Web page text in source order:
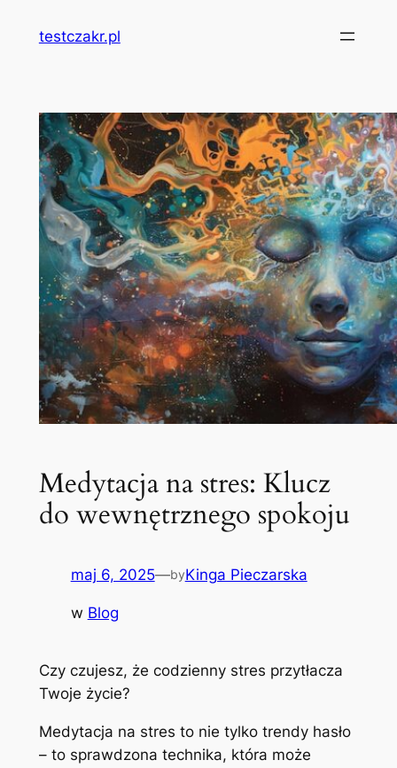
testczakr.pl
Medytacja na stres: Klucz
do wewnętrznego spokoju
maj 6, 2025—byKinga Pieczarska
w Blog
Czy czujesz, że codzienny stres przytłacza
Twoje życie?
Medytacja na stres to nie tylko trendy hasło
– to sprawdzona technika, która może